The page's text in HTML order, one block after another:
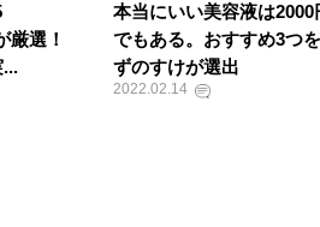
厳選！
本当にいい美容液は2000
でもある。おすすめ3つ
ずのすけが選出
2022.02.14